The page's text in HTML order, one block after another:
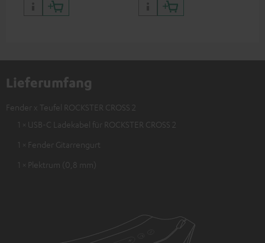
Lieferumfang
Fender x Teufel ROCKSTER CROSS 2
1 × USB-C Ladekabel für ROCKSTER CROSS 2
1 × Fender Gitarrengurt
1 × Plektrum (0,8 mm)